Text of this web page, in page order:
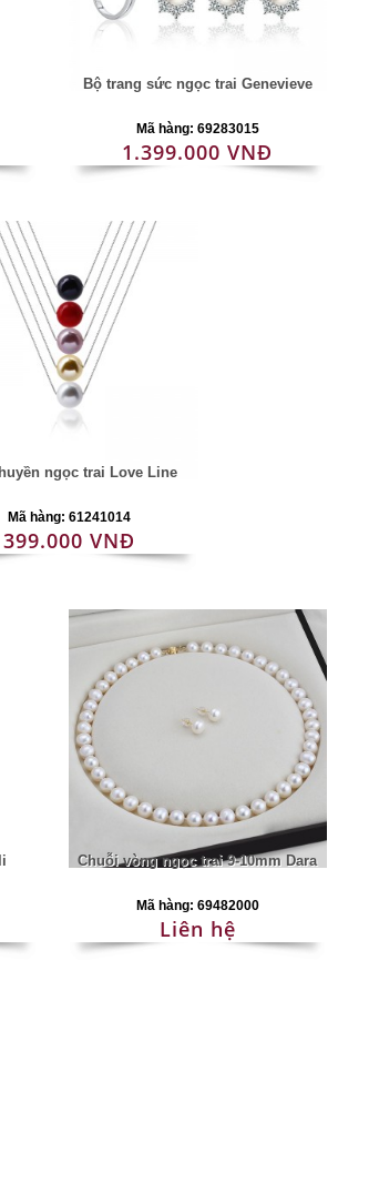
Bộ trang sức ngọc trai Genevieve
Mã hàng: 69283015
1.399.000 VNĐ
ngọc trai Love Line
Mã hàng: 61241014
399.000 VNĐ
Chuỗi vòng ngọc trai 9-10mm Dara
Mã hàng: 69482000
Liên hệ